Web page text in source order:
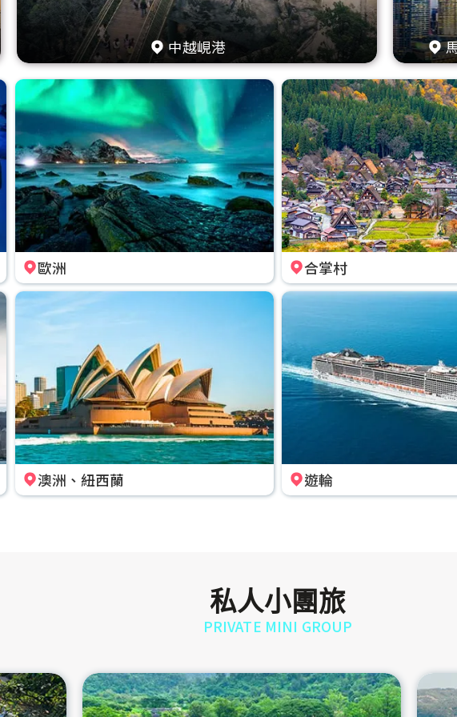
中越峴港
歐洲 合掌村
澳洲、紐西蘭 遊輪
私人小團旅
PRIVATE MINI GROUP